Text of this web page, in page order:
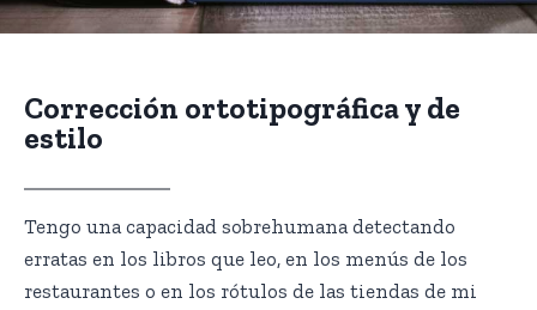
Corrección ortotipográfica y de
estilo
Tengo una capacidad sobrehumana detectando
erratas en los libros que leo, en los menús de los
restaurantes o en los rótulos de las tiendas de mi